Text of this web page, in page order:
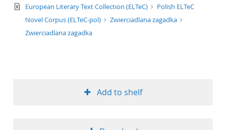
text/xml
European Literary Text Collection (ELTeC)
Polish ELTeC
Novel Corpus (ELTeC-pol)
Zwierciadlana zagadka
Zwierciadlana zagadka
Add to shelf